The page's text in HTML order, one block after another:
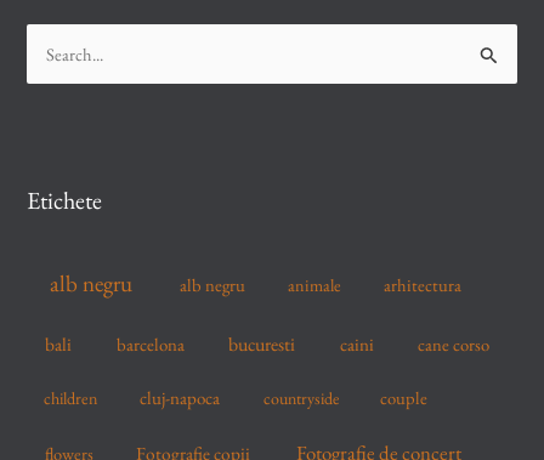
e
h
Etichete
alb negru alb negru animale arhitectura
bali barcelona bucuresti caini cane corso
children cluj-napoca countryside couple
flowers Fotografie copii Fotografie de concert